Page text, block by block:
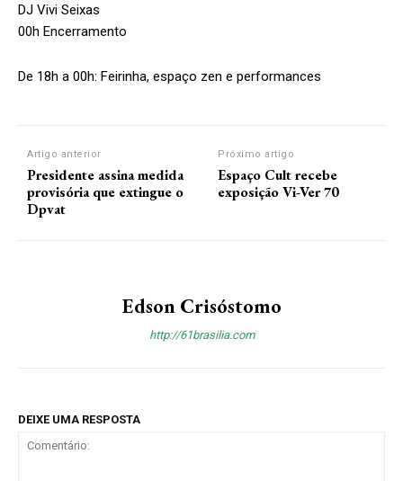
DJ Vivi Seixas
00h Encerramento
De 18h a 00h: Feirinha, espaço zen e performances
Artigo anterior
Presidente assina medida
provisória que extingue o
Dpvat
Próximo artigo
Espaço Cult recebe
exposição Vi-Ver 70
Edson Crisóstomo
http://61brasilia.com
DEIXE UMA RESPOSTA